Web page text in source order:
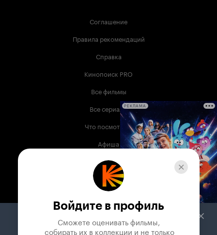
Соглашение
Правила рекомендаций
Справка
Кинопоиск PRO
Все фильмы
Все сериалы
Что посмотреть
Афиша
Музыка
Телепрограмма
Служба поддержки
РЕКЛАМА
Войдите в профиль
Сможете оценивать фильмы,
собирать их в коллекции и не только